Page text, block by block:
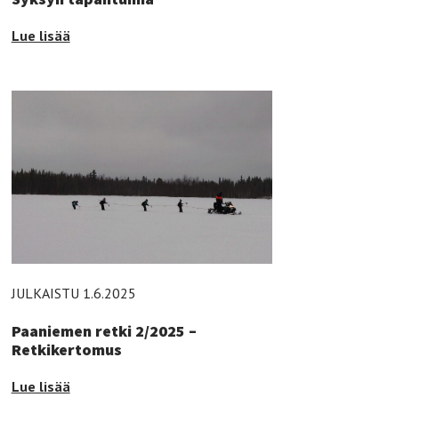
Syksyn
Lue lisää
JULKAISTU 1.6.2025
Paaniemen retki 2/2025 –
Retkikertomus
Paaniemen
Lue lisää